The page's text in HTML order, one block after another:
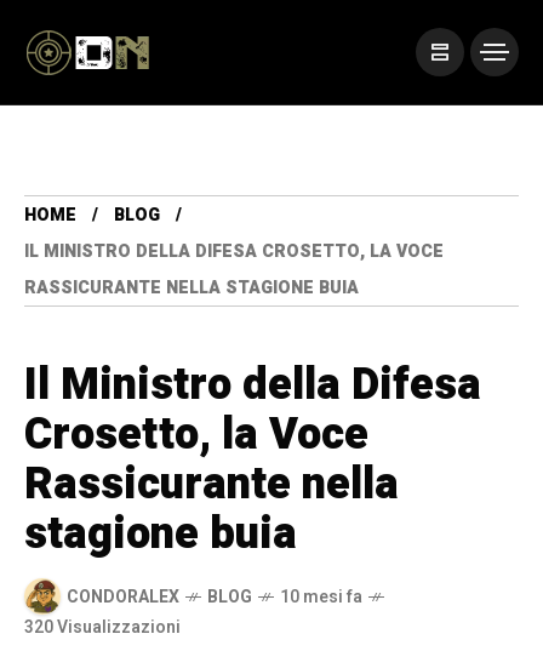
HOME
BLOG
IL MINISTRO DELLA DIFESA CROSETTO, LA VOCE
RASSICURANTE NELLA STAGIONE BUIA
Il Ministro della Difesa
Crosetto, la Voce
Rassicurante nella
stagione buia
CONDORALEX BLOG
10 mesi fa
320 Visualizzazioni